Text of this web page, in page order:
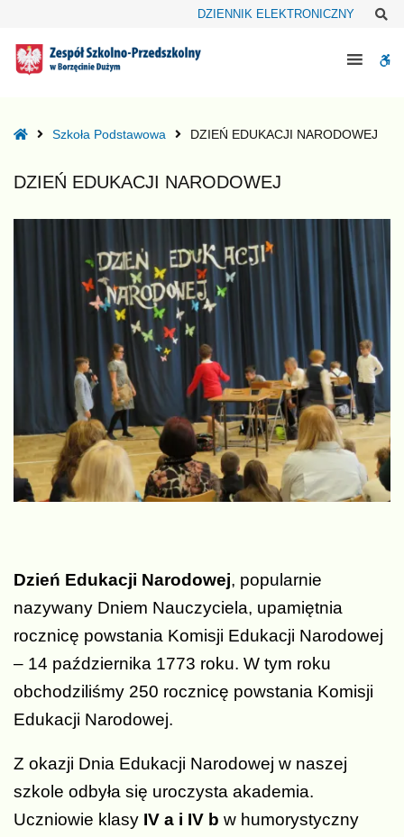
EDUKACJI
NARODOWEJ
DZIENNIK ELEKTRONICZNY
HomeSzkoła Podstawowa DZIEŃ EDUKACJI NARODOWEJ
DZIEŃ EDUKACJI NARODOWEJ
Dzień Edukacji Narodowej, popularnie
nazywany Dniem Nauczyciela, upamiętnia
rocznicę powstania Komisji Edukacji Narodowej
– 14 października 1773 roku. W tym roku
obchodziliśmy 250 rocznicę powstania Komisji
Edukacji Narodowej.
Z okazji Dnia Edukacji Narodowej w naszej
szkole odbyła się uroczysta akademia.
Uczniowie klasy IV a i IV b w humorystyczny